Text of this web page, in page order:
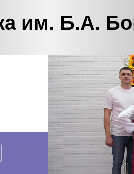
им. Б.А.